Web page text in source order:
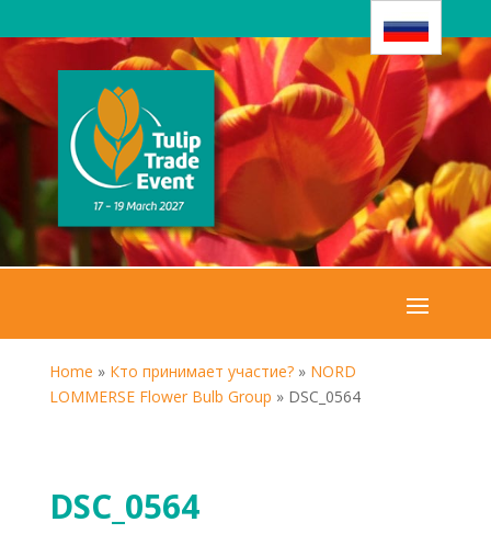
Home » Кто принимает участие?» NORD
LOMMERSE Flower Bulb Group » DSC_0564
DSC_0564